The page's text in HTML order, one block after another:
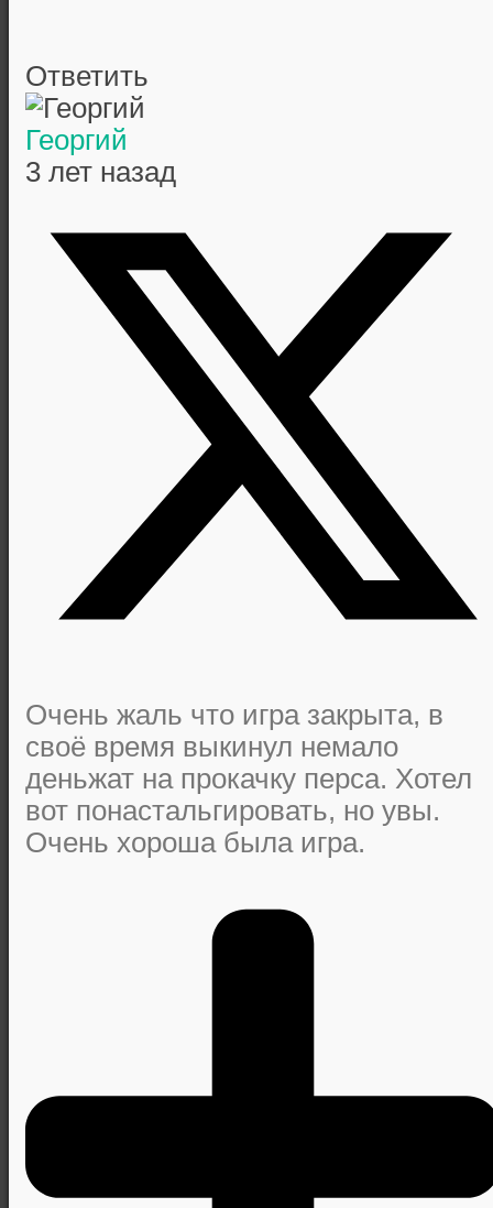
Ответить
Георгий
3 лет назад
Очень жаль что игра закрыта, в
своё время выкинул немало
деньжат на прокачку перса. Хотел
вот понастальгировать, но увы.
Очень хороша была игра.